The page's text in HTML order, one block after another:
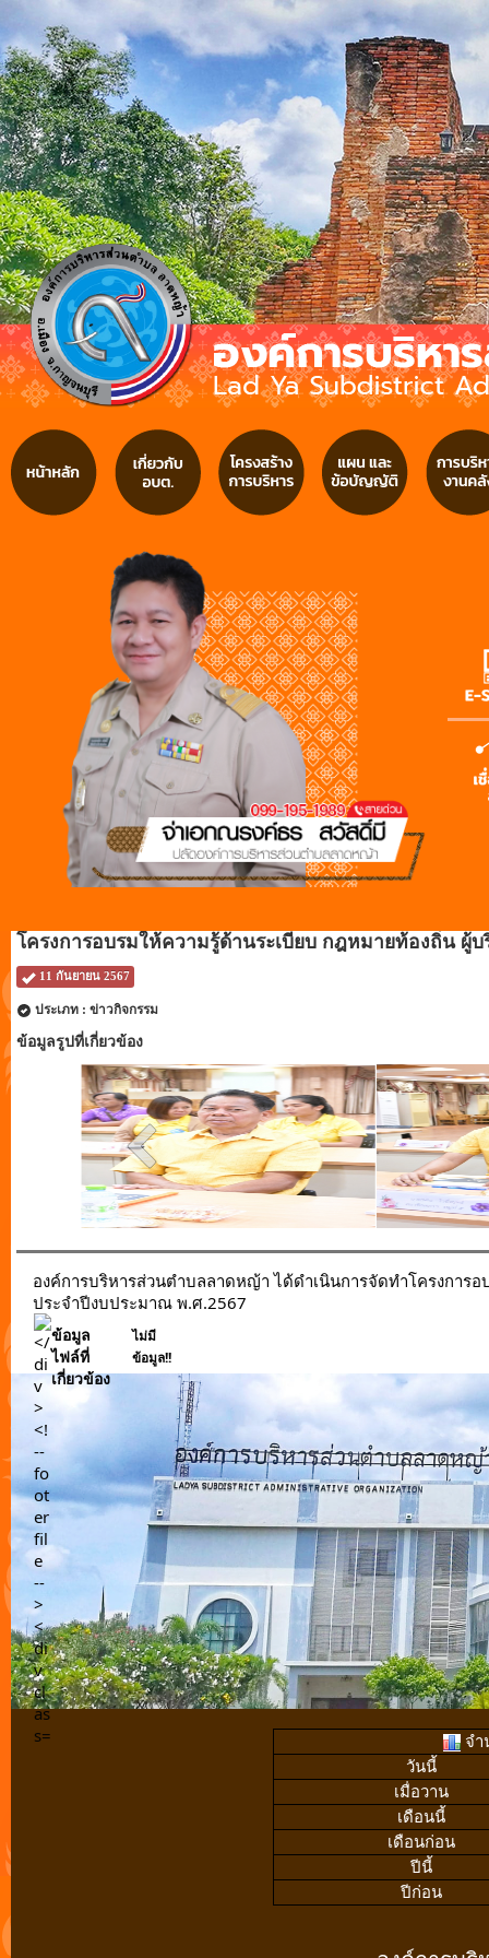
โครงการอบรมให้ความรู้ด้านระเบียบ กฎหมายท้องถิ่น ผู้
11 กันยายน 2567
ประเภท : ข่าวกิจกรรม
ข้อมูลรูปที่เกี่ยวข้อง
องค์การบริหารส่วนตำบลลาดหญ้า ได้ดำเนินการจัดทำโครงกา
ประจำปีงบประมาณ พ.ศ.2567
ข้อมูล
ไฟล์ที่
เกี่ยวข้อง
ไม่มี
ข้อมูล!!
จำ
วันนี้
เมื่อวาน
เดือนนี้
เดือนก่อน
ปีนี้
ปีก่อน